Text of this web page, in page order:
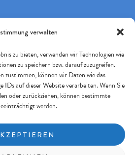
verwalten
zu bieten, verwenden wir Technologien wie
zu speichern bzw. darauf zuzugreifen.
zustimmen, können wir Daten wie das
IDs auf dieser Website verarbeiten. Wenn Sie
oder zurückziehen, können bestimmte
werden.